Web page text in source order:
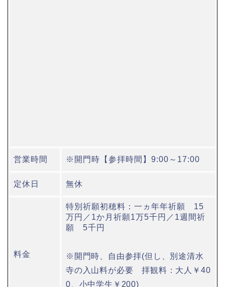
営業時間 ※開門時【参拝時間】9:00～17:00
定休日 無休
料金
特別祈願初穂料：一ヵ年年祈願 15
万円／1か月祈願1万5千円／1週間祈
願 5千円
※開門時、自由参拝(但し、別途清水
寺の入山料が必要 拝観料：大人￥40
0、小中学生￥200)